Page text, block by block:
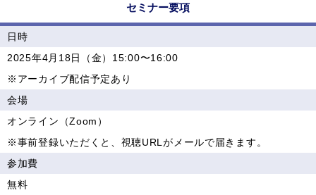
セミナー要項
日時
2025年4月18日（金）15:00〜16:00
※アーカイブ配信予定あり
会場
オンライン（Zoom）
※事前登録いただくと、視聴URLがメールで届きます。
参加費
無料